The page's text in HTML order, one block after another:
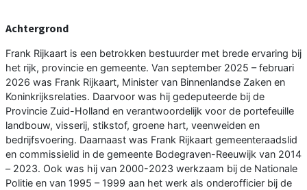
Achtergrond
Frank Rijkaart is een betrokken bestuurder met brede ervaring bij
het rijk, provincie en gemeente. Van september 2025 – februari
2026 was Frank Rijkaart, Minister van Binnenlandse Zaken en
Koninkrijksrelaties. Daarvoor was hij gedeputeerde bij de
Provincie Zuid-Holland en verantwoordelijk voor de portefeuille
landbouw, visserij, stikstof, groene hart, veenweiden en
bedrijfsvoering. Daarnaast was Frank Rijkaart gemeenteraadslid
en commissielid in de gemeente Bodegraven-Reeuwijk van 2014
– 2023. Ook was hij van 2000-2023 werkzaam bij de Nationale
Politie en van 1995 – 1999 aan het werk als onderofficier bij de